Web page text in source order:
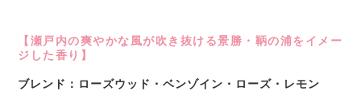
【瀬戸内の爽やかな風が吹き抜ける景勝・鞆の浦をイメー
ジした香り】
ブレンド：ローズウッド・ベンゾイン・ローズ・レモン